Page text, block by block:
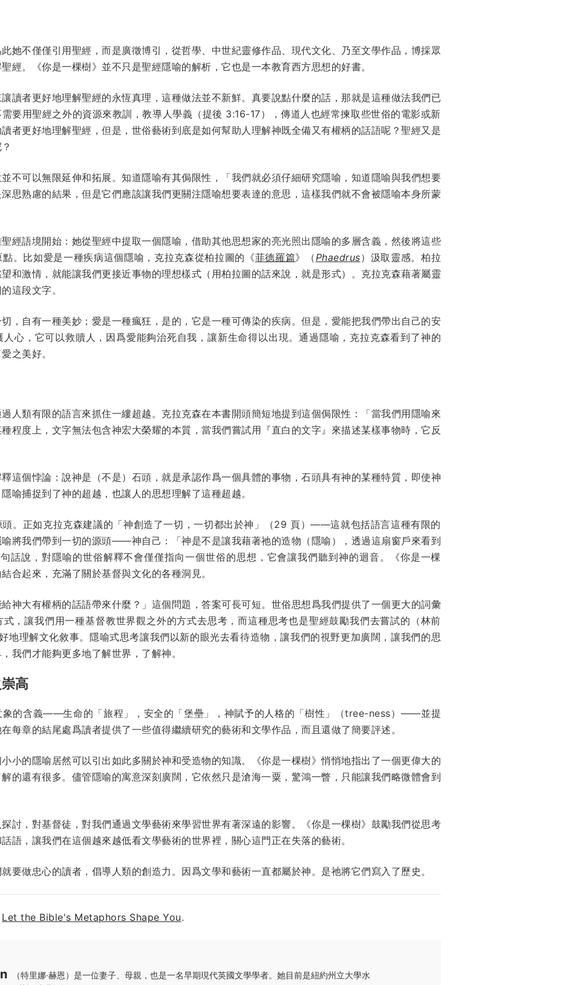
她不僅僅引用聖經，而是廣徵博引，從哲學、中世紀靈修作品、現代文化、乃至文學作品，博採眾
經。《你是一棵樹》並不只是聖經隱喻的解析，它也是一本教育西方思想的好書。
讀者更好地理解聖經的永恆真理，這種做法並不新鮮。真要說點什麼的話，那就是這種做法我們已
要用聖經之外的資源來教訓，教導人學義（提後 3:16-17），傳道人也經常揀取些世俗的電影或新
者更好地理解聖經，但是，世俗藝術到底是如何幫助人理解神既全備又有權柄的話語呢？聖經又是
不可以無限延伸和拓展。知道隱喻有其侷限性，「我們就必須仔細研究隱喻，知道隱喻與我們想要
思熟慮的結果，但是它們應該讓我們更關注隱喻想要表達的意思，這樣我們就不會被隱喻本身所蒙
經語境開始：她從聖經中提取一個隱喻，借助其他思想家的亮光照出隱喻的多層含義，然後將這些
。比如愛是一種疾病這個隱喻，克拉克森從柏拉圖的《菲德羅篇》（ Phaedrus）汲取靈感。柏拉
和激情，就能讓我們更接近事物的理想樣式（用柏拉圖的話來說，就是形式）。克拉克森藉著屬靈
這段文字。
，自有一種美妙；愛是一種瘋狂，是的，它是一種可傳染的疾病。但是，愛能把我們帶出自己的安
心，它可以救贖人，因爲愛能夠治死自我，讓新生命得以出現。通過隱喻，克拉克森看到了神的
之美好。
人類有限的語言來抓住一縷超越。克拉克森在本書開頭簡短地提到這個侷限性：「當我們用隱喻來
程度上，文字無法包含神宏大榮耀的本質，當我們嘗試用『直白的文字』來描述某樣事物時，它反
這個悖論：說神是（不是）石頭，就是承認作爲一個具體的事物，石頭具有神的某種特質，即使神
喻捕捉到了神的超越，也讓人的思想理解了這種超越。
。正如克拉克森建議的「神創造了一切，一切都出於神」（29 頁）——這就包括語言這種有限的
將我們帶到一切的源頭——神自己：「神是不是讓我藉著祂的造物（隱喻），透過這扇窗戶來看到
話說，對隱喻的世俗解釋不會僅僅指向一個世俗的思想，它會讓我們聽到神的迴音。《你是一棵
合起來，充滿了關於基督與文化的各種洞見。
神大有權柄的話語帶來什麼？」這個問題，答案可長可短。世俗思想爲我們提供了一個更大的詞彙
，讓我們用一種基督教世界觀之外的方式去思考，而這種思考也是聖經鼓勵我們去嘗試的（林前
地理解文化敘事。隱喻式思考讓我們以新的眼光去看待造物，讓我們的視野更加廣闊，讓我們的思
我們才能夠更多地了解世界，了解神。
高
象的含義——生命的「旅程」，安全的「堡壘」，神賦予的人格的「樹性」（tree-ness）——並提
每章的結尾處爲讀者提供了一些值得繼續研究的藝術和文學作品，而且還做了簡要評述。
小的隱喻居然可以引出如此多關於神和受造物的知識。《你是一棵樹》悄悄地指出了一個更偉大的
的還有很多。儘管隱喻的寓意深刻廣闊，它依然只是滄海一粟，驚鴻一瞥，只能讓我們略微體會到
討，對基督徒，對我們通過文學藝術來學習世界有著深遠的影響。《你是一棵樹》鼓勵我們從思考
語，讓我們在這個越來越低看文學藝術的世界裡，關心這門正在失落的藝術。
要做忠心的讀者，倡導人類的創造力。因爲文學和藝術一直都屬於神。是祂將它們寫入了歷史。
Let the Bible's Metaphors Shape You.
（特里娜·赫恩）是一位妻子、母親，也是一名早期現代英國文學學者。她目前是紐約州立大學水